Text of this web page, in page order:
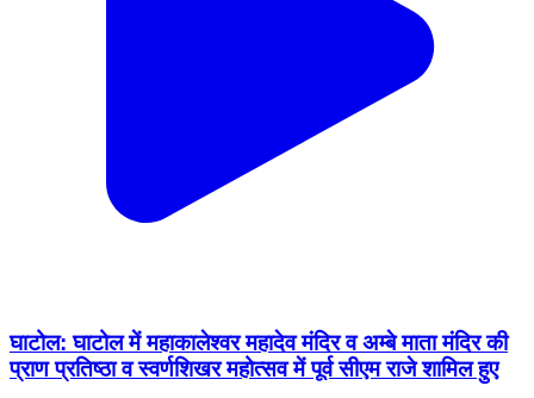
घाटोल: घाटोल में महाकालेश्वर महादेव मंदिर व अम्बे माता मंदिर की
प्राण प्रतिष्ठा व स्वर्णशिखर महोत्सव में पूर्व सीएम राजे शामिल हुए